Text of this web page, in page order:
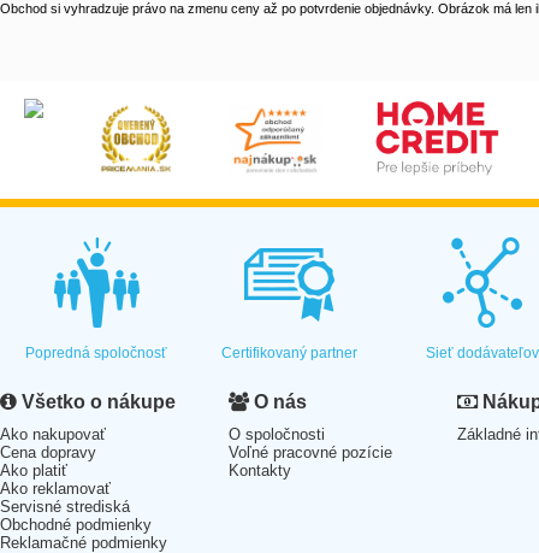
Obchod si vyhradzuje právo na zmenu ceny až po potvrdenie objednávky. Obrázok má len
Popredná spoločnosť Certifikovaný partner Sieť dodávateľov
Všetko o nákupe
Ako nakupovať
Cena dopravy
Ako platiť
Ako reklamovať
Servisné strediská
Obchodné podmienky
Reklamačné podmienky
O nás
O spoločnosti
Voľné pracovné pozície
Kontakty
Základné